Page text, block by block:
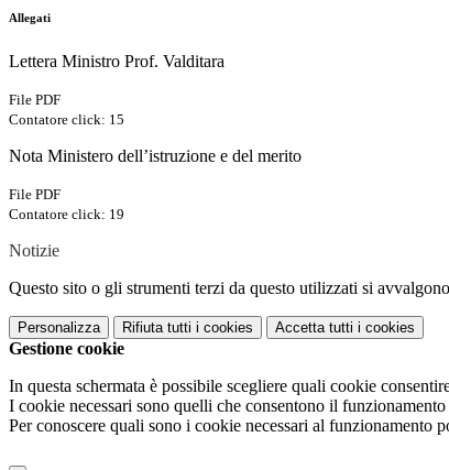
Allegati
Lettera Ministro Prof. Valditara
File PDF
Contatore click: 15
Nota Ministero dell’istruzione e del merito
File PDF
Contatore click: 19
Notizie
Questo sito o gli strumenti terzi da questo utilizzati si
Personalizza Rifiuta tutti i cookies Accetta tutti i cookies
Gestione cookie
In questa schermata è possibile scegliere quali cookie
I cookie necessari sono quelli che consentono il
Per conoscere quali sono i cookie necessari al funzionamento